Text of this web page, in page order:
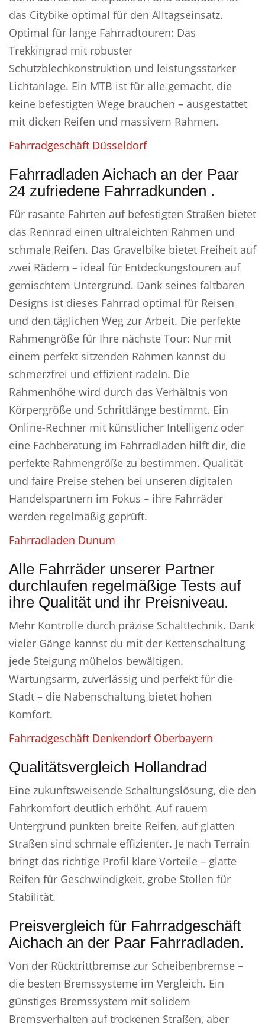
das Citybike optimal für den Alltagseinsatz.
Optimal für lange Fahrradtouren: Das
Trekkingrad mit robuster
Schutzblechkonstruktion und leistungsstarker
Lichtanlage. Ein MTB ist für alle gemacht, die
keine befestigten Wege brauchen – ausgestattet
mit dicken Reifen und massivem Rahmen.
Fahrradgeschäft Düsseldorf
Fahrradladen Aichach an der Paar
24 zufriedene Fahrradkunden .
Für rasante Fahrten auf befestigten Straßen bietet
das Rennrad einen ultraleichten Rahmen und
schmale Reifen. Das Gravelbike bietet Freiheit auf
zwei Rädern – ideal für Entdeckungstouren auf
gemischtem Untergrund. Dank seines faltbaren
Designs ist dieses Fahrrad optimal für Reisen
und den täglichen Weg zur Arbeit. Die perfekte
Rahmengröße für Ihre nächste Tour: Nur mit
einem perfekt sitzenden Rahmen kannst du
schmerzfrei und effizient radeln. Die
Rahmenhöhe wird durch das Verhältnis von
Körpergröße und Schrittlänge bestimmt. Ein
Online-Rechner mit künstlicher Intelligenz oder
eine Fachberatung im Fahrradladen hilft dir, die
perfekte Rahmengröße zu bestimmen. Qualität
und faire Preise stehen bei unseren digitalen
Handelspartnern im Fokus – ihre Fahrräder
werden regelmäßig geprüft.
Fahrradladen Dunum
Alle Fahrräder unserer Partner
durchlaufen regelmäßige Tests auf
ihre Qualität und ihr Preisniveau.
Mehr Kontrolle durch präzise Schalttechnik. Dank
vieler Gänge kannst du mit der Kettenschaltung
jede Steigung mühelos bewältigen.
Wartungsarm, zuverlässig und perfekt für die
Stadt – die Nabenschaltung bietet hohen
Komfort.
Fahrradgeschäft Denkendorf Oberbayern
Qualitätsvergleich Hollandrad
Eine zukunftsweisende Schaltungslösung, die den
Fahrkomfort deutlich erhöht. Auf rauem
Untergrund punkten breite Reifen, auf glatten
Straßen sind schmale effizienter. Je nach Terrain
bringt das richtige Profil klare Vorteile – glatte
Reifen für Geschwindigkeit, grobe Stollen für
Stabilität.
Preisvergleich für Fahrradgeschäft
Aichach an der Paar Fahrradladen.
Von der Rücktrittbremse zur Scheibenbremse –
die besten Bremssysteme im Vergleich. Ein
günstiges Bremssystem mit solidem
Bremsverhalten auf trockenen Straßen, aber